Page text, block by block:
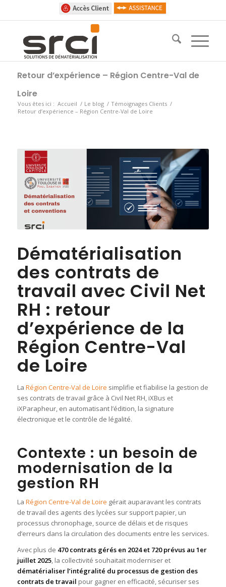
Retour d’expérience – Région Centre-Val de
Loire
Vous êtes ici : Accueil / Le blog / Témoignages Clients /
Retour d’expérience – Région Centre-Val de Loire
Dématérialisation
des contrats de
travail avec Civil Net
RH : retour
d’expérience de la
Région Centre-Val
de Loire
La Région Centre-Val de Loire simplifie et fiabilise la gestion de
ses contrats de travail grâce à Civil Net RH, iXBus et
iXParapheur, en automatisant l’édition, la signature
électronique et le contrôle de légalité.
Contexte : un besoin de
modernisation de la
gestion RH
La Région Centre-Val de Loire gérait auparavant les contrats
de travail des agents des lycées sur support papier, un
processus chronophage, source de délais et de risques
d’erreurs dans la circulation des documents entre les services.
Avec plus de 470 contrats gérés en 2024 et 720 prévus au 1er
juillet 2025, la collectivité souhaitait moderniser et
dématérialiser l’intégralité du processus de gestion des
contrats de travail pour gagner en efficacité, sécuriser ses